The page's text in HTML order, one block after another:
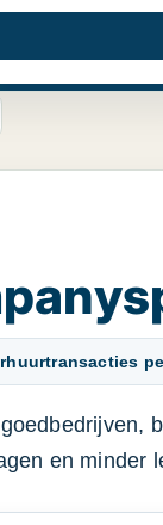
en minder